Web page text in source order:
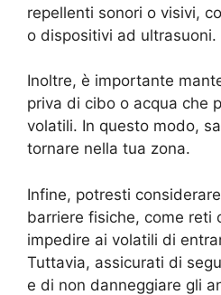
repellenti sonori o visivi,
o dispositivi ad ultrasuoni.
Inoltre, è importante
priva di cibo o acqua che
volatili. In questo modo,
tornare nella tua zona.
Infine, potresti
barriere fisiche, come reti
impedire ai volatili di
Tuttavia, assicurati di
e di non danneggiare gli